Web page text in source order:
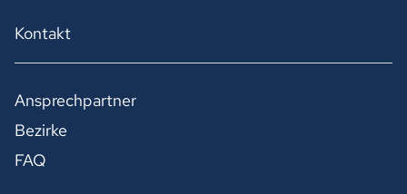
Kontakt
Ansprechpartner
Bezirke
FAQ